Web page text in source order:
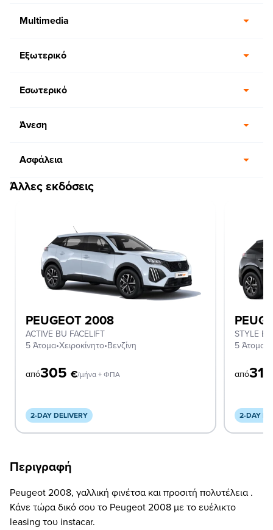
Multimedia
Εξωτερικό
Εσωτερικό
Άνεση
Ασφάλεια
Άλλες εκδόσεις
PEUGEOT 2008
ACTIVE BU FACELIFT
5 Άτομα•Χειροκίνητο•Βενζίνη
από305 €/μήνα + ΦΠΑ
2-DAY DELIVERY
STYLE
5 Άτομα
από
2-DAY
Περιγραφή
Peugeot 2008, γαλλική φινέτσα και προσιτή πολυτέλεια .
Κάνε τώρα δικό σου το Peugeot 2008 με το ευέλικτο
leasing του instacar.